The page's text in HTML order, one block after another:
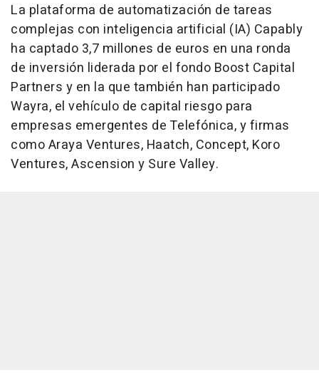
La plataforma de automatización de tareas
complejas con inteligencia artificial (IA) Capably
ha captado 3,7 millones de euros en una ronda
de inversión liderada por el fondo Boost Capital
Partners y en la que también han participado
Wayra, el vehículo de capital riesgo para
empresas emergentes de Telefónica, y firmas
como Araya Ventures, Haatch, Concept, Koro
Ventures, Ascension y Sure Valley.